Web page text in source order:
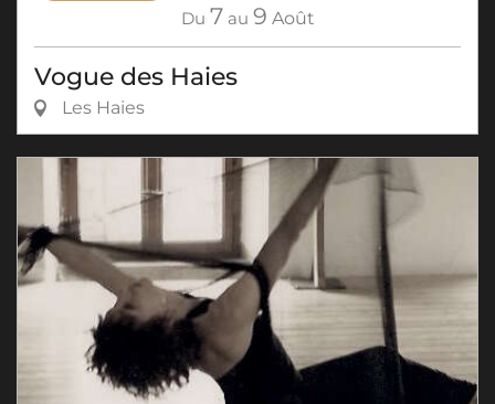
Du 7 au 9 Août
Vogue des Haies
Les Haies